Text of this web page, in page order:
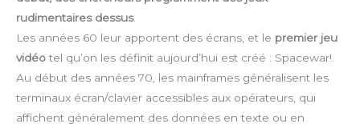
rudimentaires dessus.
Les années 60 leur apportent des écrans, et le premier jeu
vidéotel qu’on les définit aujourd’hui est créé : Spacewar!.
Au début des années 70, les mainframes généralisent les
terminaux écran/clavier accessibles aux opérateurs, qui
affichent généralement des données en texte ou en